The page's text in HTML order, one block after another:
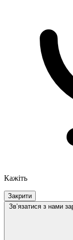
Кажіть
Закрити
Звʼязатися з нами